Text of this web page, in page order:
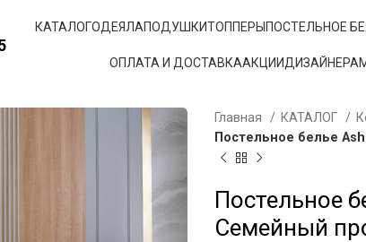
КАТАЛОГОДЕЯЛАПОДУШКИТОППЕРЫ ПОСТЕЛЬНОЕ
ОПЛАТА И ДОСТАВКААКЦИИ
Главная КАТАЛОГ
Постельное белье
Постельное
Семейный